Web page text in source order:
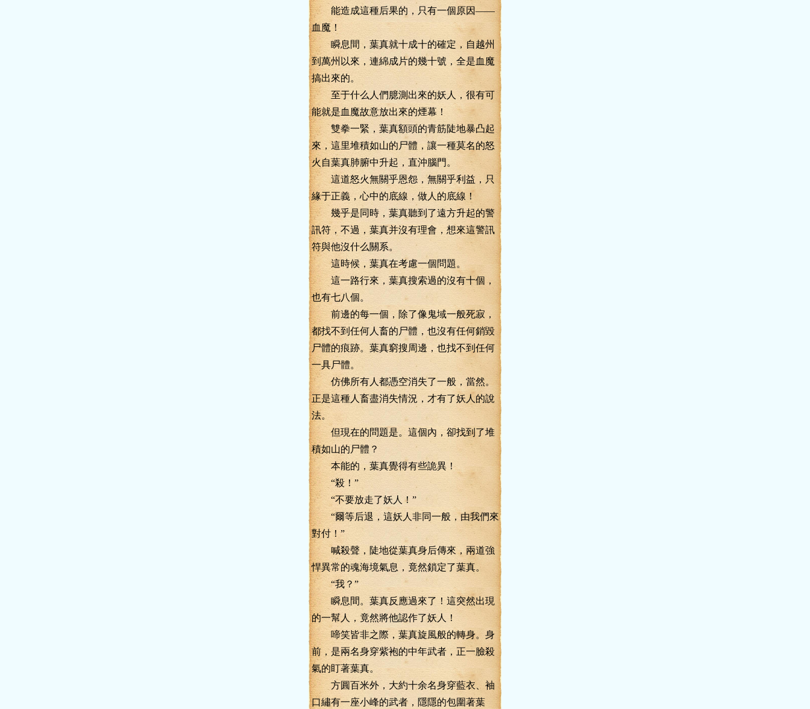
能造成這種后果的，只有一個原因——
血魔！
瞬息間，葉真就十成十的確定，自越州
到萬州以來，連綿成片的幾十號，全是血魔
搞出來的。
至于什么人們臆測出來的妖人，很有可
能就是血魔故意放出來的煙幕！
雙拳一緊，葉真額頭的青筋陡地暴凸起
來，這里堆積如山的尸體，讓一種莫名的怒
火自葉真肺腑中升起，直沖腦門。
這道怒火無關乎恩怨，無關乎利益，只
緣于正義，心中的底線，做人的底線！
幾乎是同時，葉真聽到了遠方升起的警
訊符，不過，葉真并沒有理會，想來這警訊
符與他沒什么關系。
這時候，葉真在考慮一個問題。
這一路行來，葉真搜索過的沒有十個，
也有七八個。
前邊的每一個，除了像鬼域一般死寂，
都找不到任何人畜的尸體，也沒有任何銷毀
尸體的痕跡。葉真窮搜周邊，也找不到任何
一具尸體。
仿佛所有人都憑空消失了一般，當然。
正是這種人畜盡消失情況，才有了妖人的說
法。
但現在的問題是。這個內，卻找到了堆
積如山的尸體？
本能的，葉真覺得有些詭異！
“殺！”
“不要放走了妖人！”
“爾等后退，這妖人非同一般，由我們來
對付！”
喊殺聲，陡地從葉真身后傳來，兩道強
悍異常的魂海境氣息，竟然鎖定了葉真。
“我？”
瞬息間。葉真反應過來了！這突然出現
的一幫人，竟然將他認作了妖人！
啼笑皆非之際，葉真旋風般的轉身。身
前，是兩名身穿紫袍的中年武者，正一臉殺
氣的盯著葉真。
方圓百米外，大約十余名身穿藍衣、袖
口繡有一座小峰的武者，隱隱的包圍著葉